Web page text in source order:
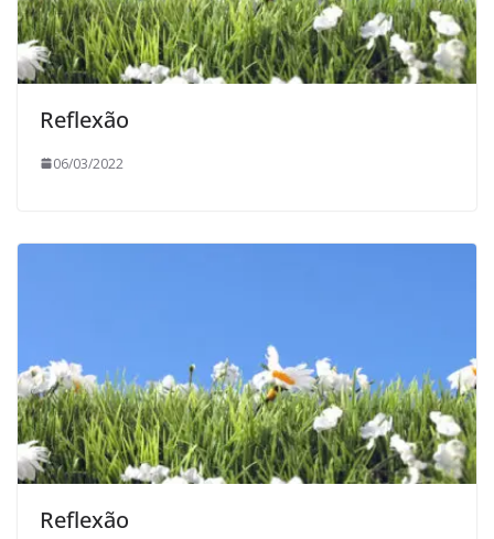
Reflexão
06/03/2022
Reflexão